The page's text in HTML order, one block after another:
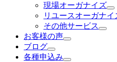
現場オーガナイズ
リユースオーガナイ
その他サービス
お客様の声
ブログ
各種申込み